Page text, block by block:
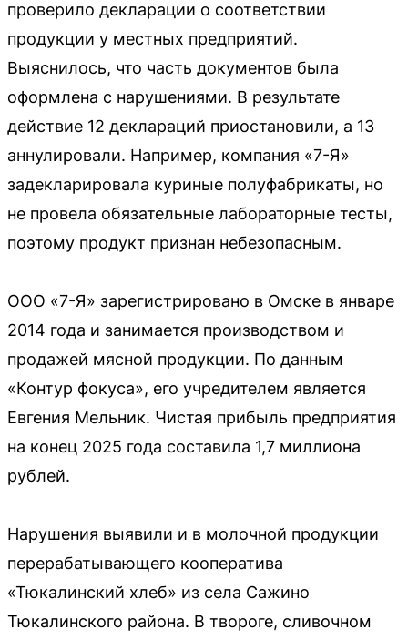
проверило декларации о соответствии
продукции у местных предприятий.
Выяснилось, что часть документов была
оформлена с нарушениями. В результате
действие 12 деклараций приостановили, а 13
аннулировали. Например, компания «7-Я»
задекларировала куриные полуфабрикаты, но
не провела обязательные лабораторные тесты,
поэтому продукт признан небезопасным.
ООО «7-Я» зарегистрировано в Омске в январе
2014 года и занимается производством и
продажей мясной продукции. По данным
«Контур фокуса», его учредителем является
Евгения Мельник. Чистая прибыль предприятия
на конец 2025 года составила 1,7 миллиона
рублей.
Нарушения выявили и в молочной продукции
перерабатывающего кооператива
«Тюкалинский хлеб» из села Сажино
Тюкалинского района. В твороге, сливочном